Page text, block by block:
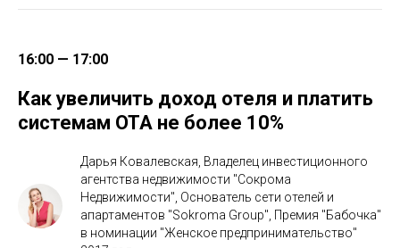
16:00 — 17:00
Как увеличить доход отеля и платить
системам ОТА не более 10%
Дарья Ковалевская, Владелец инвестиционного
агентства недвижимости "Сокрома
Недвижимости", Основатель сети отелей и
апартаментов "Sokroma Group", Премия "Бабочка"
в номинации "Женское предпринимательство"